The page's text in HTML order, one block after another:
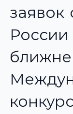
заявок